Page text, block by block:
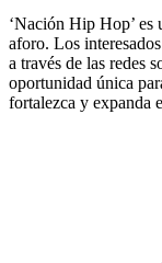
‘Nación Hip Hop’ es
aforo. Los
a través de las redes
oportunidad única
fortalezca y expanda